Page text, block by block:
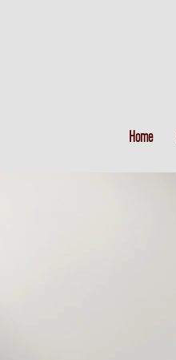
Home